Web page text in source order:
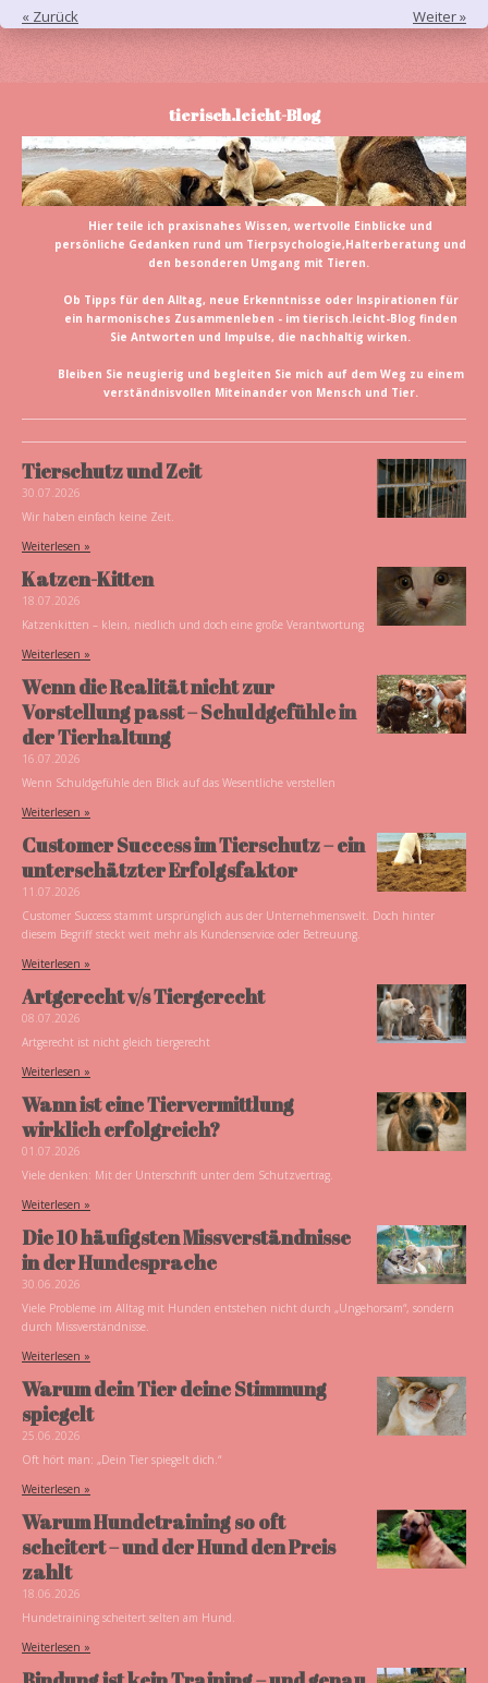
« Zurück Weiter»
tierisch.leicht-Blog
Hier teile ich praxisnahes Wissen, wertvolle Einblicke und
persönliche Gedanken rund um Tierpsychologie,Halterberatung und
den besonderen Umgang mit Tieren.
Ob Tipps für den Alltag, neue Erkenntnisse oder Inspirationen für
ein harmonisches Zusammenleben - im tierisch.leicht-Blog finden
Sie Antworten und Impulse, die nachhaltig wirken.
Bleiben Sie neugierig und begleiten Sie mich auf dem Weg zu einem
verständnisvollen Miteinander von Mensch und Tier.
Tierschutz und Zeit
30.07.2026
Wir haben einfach keine Zeit.
Weiterlesen »
Katzen-Kitten
18.07.2026
Katzenkitten – klein, niedlich und doch eine große Verantwortung
Weiterlesen »
Wenn die Realität nicht zur
Vorstellung passt – Schuldgefühle in
der Tierhaltung
16.07.2026
Wenn Schuldgefühle den Blick auf das Wesentliche verstellen
Weiterlesen »
Customer Success im Tierschutz – ein
unterschätzter Erfolgsfaktor
11.07.2026
Customer Success stammt ursprünglich aus der Unternehmenswelt. Doch hinter
diesem Begriff steckt weit mehr als Kundenservice oder Betreuung.
Weiterlesen »
Artgerecht v/s Tiergerecht
08.07.2026
Artgerecht ist nicht gleich tiergerecht
Weiterlesen »
Wann ist eine Tiervermittlung
wirklich erfolgreich?
01.07.2026
Viele denken: Mit der Unterschrift unter dem Schutzvertrag.
Weiterlesen »
Die 10 häufigsten Missverständnisse
in der Hundesprache
30.06.2026
Viele Probleme im Alltag mit Hunden entstehen nicht durch „Ungehorsam“, sondern
durch Missverständnisse.
Weiterlesen »
Warum dein Tier deine Stimmung
spiegelt
25.06.2026
Oft hört man: „Dein Tier spiegelt dich.“
Weiterlesen »
Warum Hundetraining so oft
scheitert – und der Hund den Preis
zahlt
18.06.2026
Hundetraining scheitert selten am Hund.
Weiterlesen »